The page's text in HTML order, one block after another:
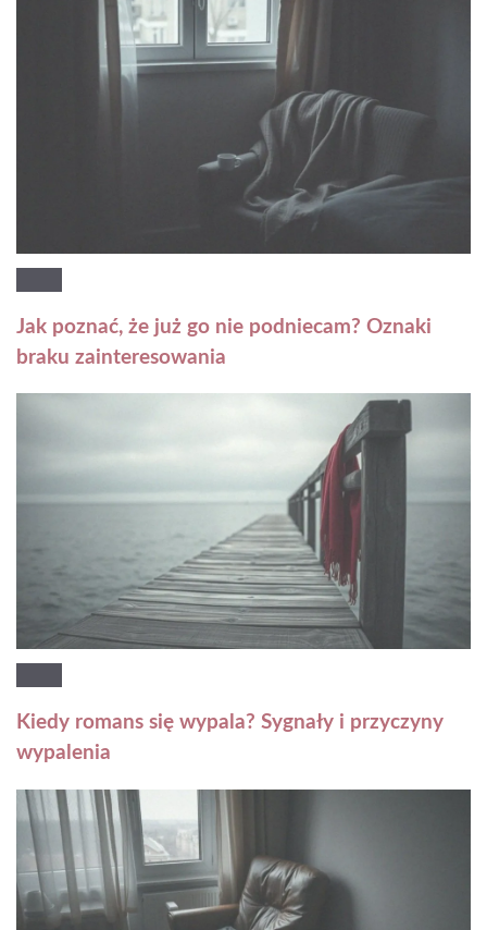
Jak poznać, że już go nie podniecam? Oznaki
braku zainteresowania
Kiedy romans się wypala? Sygnały i przyczyny
wypalenia